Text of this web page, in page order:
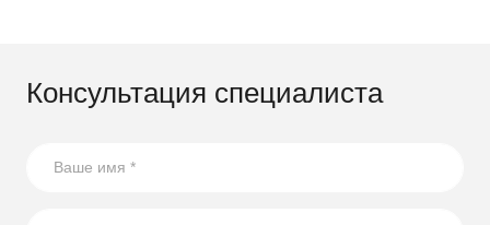
Консультация специалиста